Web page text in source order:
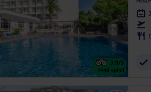
3.9/5
1448 opinii